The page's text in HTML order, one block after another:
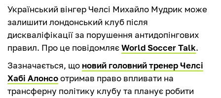
Український вінгер Челсі Михайло Мудрик може
залишити лондонський клуб після
дискваліфікації за порушення антидопінгових
правил. Про це повідомляєWorld Soccer Talk.
Зазначається, що новий головний тренер Челсі
Хабі Алонсоотримав право впливати на
трансферну політику клубу та планує робити